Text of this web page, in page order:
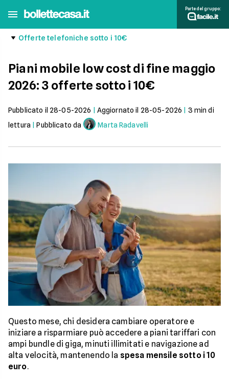
Parte del gruppo:
Offerte telefoniche sotto i 10€
Piani mobile low cost di fine maggio
2026: 3 offerte sotto i 10€
Pubblicato il 28-05-2026 Aggiornato il 28-05-2026 3 min di
lettura |Pubblicato da Marta Radavelli
Questo mese, chi desidera cambiare operatore e
iniziare a risparmiare può accedere a piani tariffari con
ampi bundle di giga, minuti illimitati e navigazione ad
alta velocità, mantenendo la spesa mensile sotto i 10
euro.